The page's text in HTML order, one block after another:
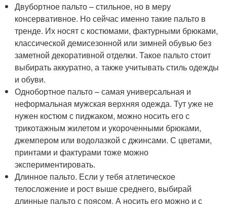
Двубортное пальто – стильное, но в меру
консервативное. Но сейчас именно такие пальто в
тренде. Их носят с костюмами, фактурными брюками,
классической демисезонной или зимней обувью без
заметной декоративной отделки. Такое пальто стоит
выбирать аккуратно, а также учитывать стиль одежды
и обуви.
Однобортное пальто – самая универсальная и
неформальная мужская верхняя одежда. Тут уже не
нужен костюм с пиджаком, можно носить его с
трикотажным жилетом и укороченными брюками,
джемпером или водолазкой с джинсами. С цветами,
принтами и фактурами тоже можно
экспериментировать.
Длинное пальто. Если у тебя атлетическое
телосложение и рост выше среднего, выбирай
длинные пальто с поясом. А носить его можно и с